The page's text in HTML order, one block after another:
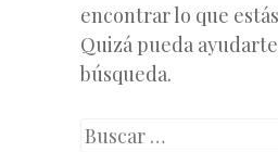
encontrar lo que
Quizá pueda
búsqueda.
Buscar